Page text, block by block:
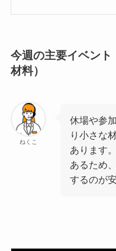
今週の主要イベン
材料）
ねくこ
休場や参
り小さな
あります
あるため
するのが